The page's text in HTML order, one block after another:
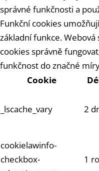
správné funkčnosti a
Funkční cookies
základní funkce.
cookies správně
funkčnost do značné
Cookie
_lscache_vary 2
cookielawinfo-
checkbox-
1